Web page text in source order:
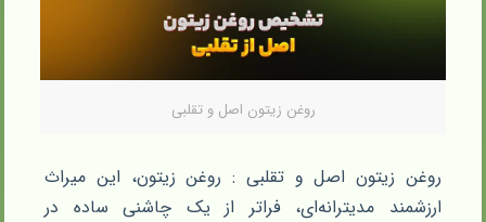
روغن زیتون اصل و تقلبی
روغن زیتون اصل و تقلبی : روغن زیتون، این میراث
ارزشمند مدیترانه‌ای، فراتر از یک چاشنی ساده در